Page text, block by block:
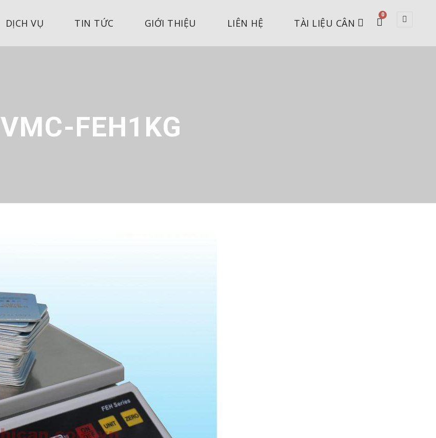
DỊCH VỤ TIN TỨC GIỚI THIỆU LIÊN HỆ TÀI LIỆU CÂN
0
VMC-FEH1KG